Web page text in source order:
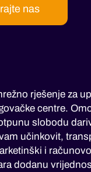
nas
rješenje za
centre.
slobodu
učinkovit,
i
dodanu